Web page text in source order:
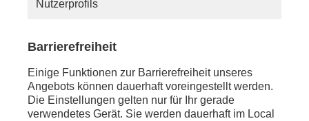
Nutzerprofils
Barrierefreiheit
Einige Funktionen zur Barrierefreiheit unseres
Angebots können dauerhaft voreingestellt werden.
Die Einstellungen gelten nur für Ihr gerade
verwendetes Gerät. Sie werden dauerhaft im Local